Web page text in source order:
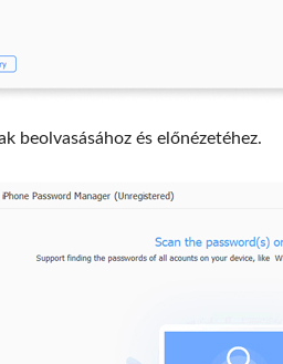
beolvasásához és előnézetéhez.